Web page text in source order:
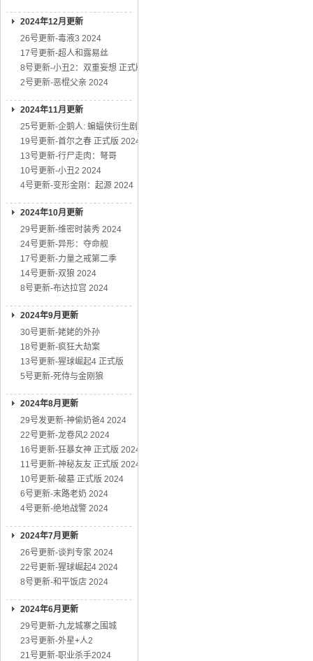
2024年12月更新
26号更新-毒液3 2024
17号更新-超人和露易丝
8号更新-小丑2：双重妄想 正式版
2号更新-恶棍父亲 2024
2024年11月更新
25号更新-企鹅人: 蝙蝠侠衍生剧
19号更新-首尔之春 正式版 2024
13号更新-行尸走肉：弩哥
10号更新-小丑2 2024
4号更新-变形金刚：起源 2024
2024年10月更新
29号更新-维密时装秀 2024
24号更新-异形：夺命舰
17号更新-力量之戒第二季
14号更新-双狼 2024
8号更新-布达拉宫 2024
2024年9月更新
30号更新-姥姥的外孙
18号更新-疯狂大劫案
13号更新-猩球崛起4 正式版
5号更新-死侍与金刚狼
2024年8月更新
29号发更新-神偷奶爸4 2024
22号更新-龙卷风2 2024
16号更新-狂暴女神 正式版 2024
11号更新-神秘友友 正式版 2024
10号更新-破墓 正式版 2024
6号更新-末路老奶 2024
4号更新-绝地战警 2024
2024年7月更新
26号更新-谈判专家 2024
22号更新-猩球崛起4 2024
8号更新-和平饭店 2024
2024年6月更新
29号更新-九龙城寨之围城
23号更新-外星+人2
21号更新-职业杀手2024